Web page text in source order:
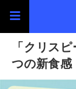
「クリス
つの新食感